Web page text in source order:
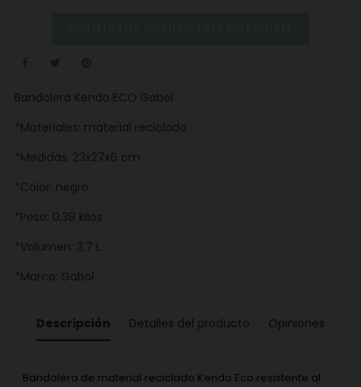
Bandolera Kendo ECO Gabol
*Materiales: material reciclado
*Medidas: 23x27x6 cm
*Color: negro
*Peso: 0,38 kilos
*Volumen: 3,7 L
*Marca: Gabol
Descripción Detalles del producto Opiniones
Bandolera de material reciclado Kendo Eco resistente al